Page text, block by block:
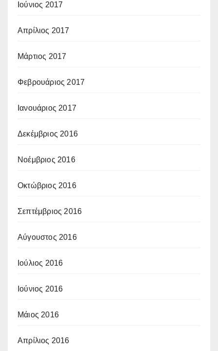
Ιούνιος 2017
Απρίλιος 2017
Μάρτιος 2017
Φεβρουάριος 2017
Ιανουάριος 2017
Δεκέμβριος 2016
Νοέμβριος 2016
Οκτώβριος 2016
Σεπτέμβριος 2016
Αύγουστος 2016
Ιούλιος 2016
Ιούνιος 2016
Μάιος 2016
Απρίλιος 2016